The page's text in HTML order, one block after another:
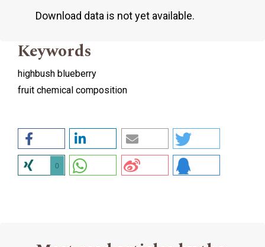
Download data is not yet available.
Keywords
highbush blueberry
fruit chemical composition
0